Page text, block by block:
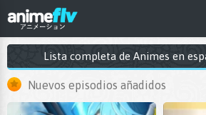
Lista completa de Animes en
Nuevos episodios añadidos